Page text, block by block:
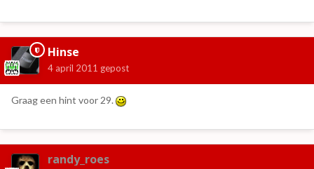
Hinse
4 april 2011 gepost
Graag een hint voor 29.
randy_roes